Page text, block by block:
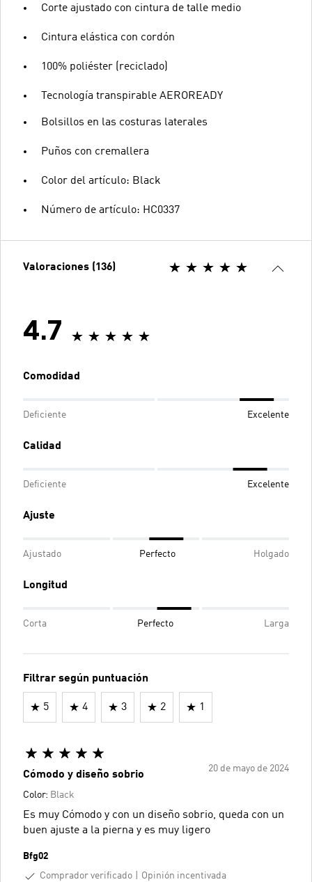
Corte ajustado con cintura de talle medio
Cintura elástica con cordón
100% poliéster (reciclado)
Tecnología transpirable AEROREADY
Bolsillos en las costuras laterales
Puños con cremallera
Color del artículo: Black
Número de artículo: HC0337
Valoraciones (136)
4.7
Comodidad
Deficiente Excelente
Calidad
Deficiente Excelente
Ajuste
Ajustado Perfecto Holgado
Longitud
Corta Perfecto Larga
Filtrar según puntuación
5 4 3 2 1
20 de mayo de 2024
Cómodo y diseño sobrio
Color: Black
Es muy Cómodo y con un diseño sobrio, queda con un
buen ajuste a la pierna y es muy ligero
Bfg02
Comprador verificado
Opinión incentivada